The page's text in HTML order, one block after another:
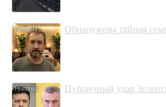
Обнаружена тайная
Публичный удар